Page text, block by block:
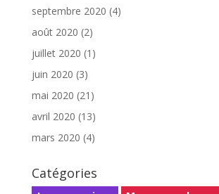
septembre 2020 (4)
août 2020 (2)
juillet 2020 (1)
juin 2020 (3)
mai 2020 (21)
avril 2020 (13)
mars 2020 (4)
Catégories